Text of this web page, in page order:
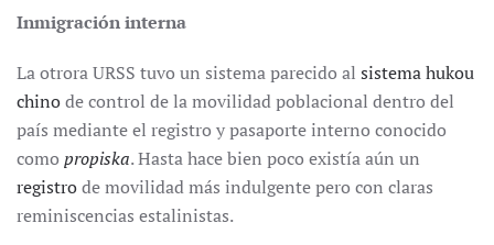
Inmigración interna
La otrora URSS tuvo un sistema parecido al sistema hukou
chinode control de la movilidad poblacional dentro del
país mediante el registro y pasaporte interno conocido
como propiska. Hasta hace bien poco existía aún un
registrode movilidad más indulgente pero con claras
reminiscencias estalinistas.